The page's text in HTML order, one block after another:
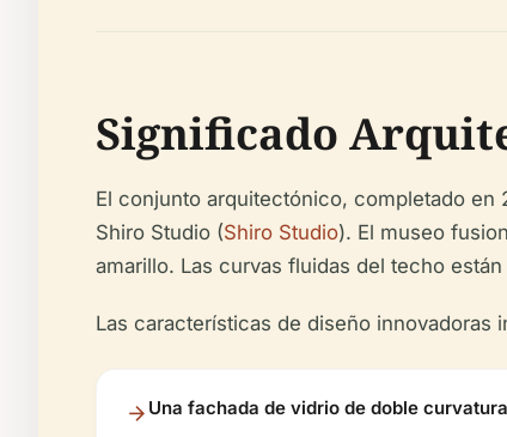
Significado
El conjunto arquitectónico, completado en
Shiro Studio (Shiro Studio). El museo
amarillo. Las curvas fluidas del techo
Las características de diseño innovadoras
Una fachada de vidrio de doble curvatura